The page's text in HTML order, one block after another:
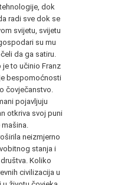
dok
radi sve dok se
svijetu, svijetu
su mu
da ga satiru.
to učinio Franz
bespomo­ćnosti
čovječanstvo.
pojavljuju
otkriva svoj puni
neizmjerno
stanja i
Koliko
civilizacija u